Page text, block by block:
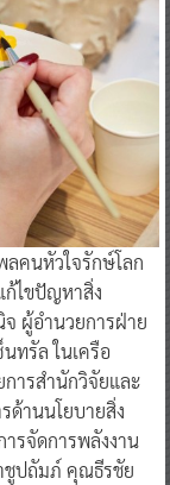
ลคนหัวใจรักษ์โลก
ก้ไขปัญหาสิ่ง
ผู้อำนวยการฝ่าย
ทรัล ในเครือ
ารสำนักวิจัยและ
ด้านนโยบายสิ่ง
รจัดการพลังงาน
ชูปถัมภ์ คุณธีรชัย